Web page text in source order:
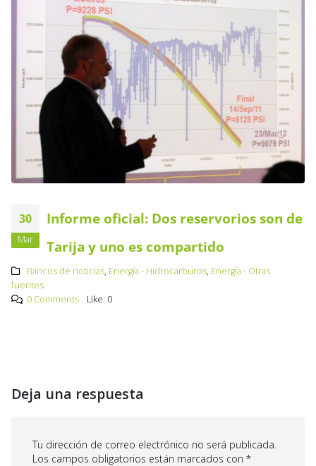
30
Mar
Informe oficial: Dos reservorios son de
Tarija y uno es compartido
Bancos de noticias, Energía - Hidrocarburos, Energía - Otras
fuentes
0 Comments
Like: 0
Deja una respuesta
Tu dirección de correo electrónico no será publicada.
Los campos obligatorios están marcados con *